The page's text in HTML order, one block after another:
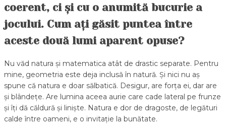
coerent, ci și cu o anumită bucurie a
jocului. Cum ați găsit puntea între
aceste două lumi aparent opuse?
Nu văd natura și matematica atât de drastic separate. Pentru
mine, geometria este deja inclusă în natură. Și nici nu aș
spune că natura e doar sălbatică. Desigur, are forța ei, dar are
și blândețe. Are lumina aceea aurie care cade lateral pe frunze
și îți dă căldură și liniște. Natura e dor de dragoste, de legături
calde între oameni, e o invitație la bunătate.